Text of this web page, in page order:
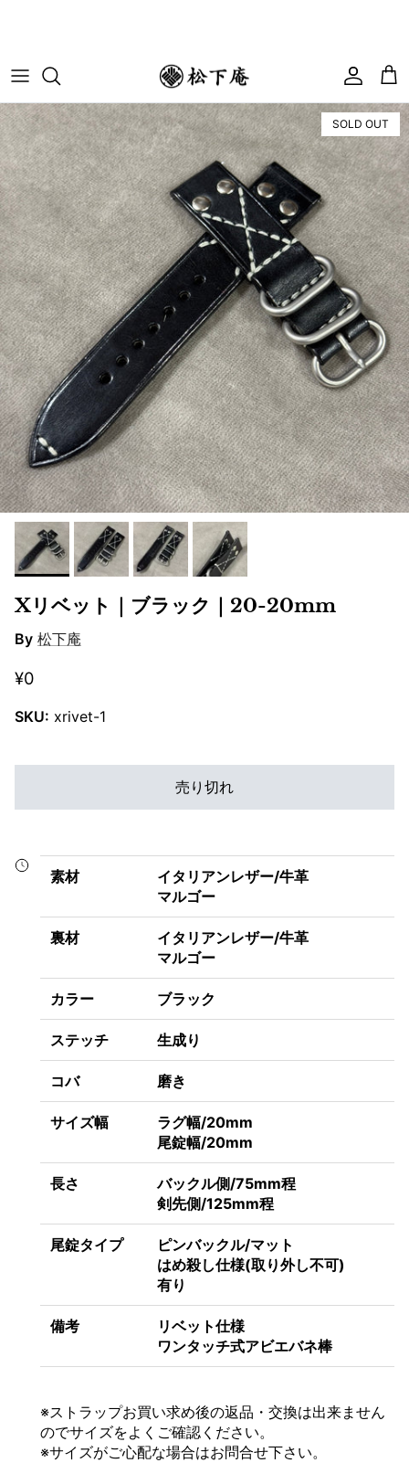
アカウ
カ
SOLD OUT
Xリベット｜ブラック｜20-20mm
By 松下庵
¥0
SKU: xrivet-1
売り切れ
素材
イタリアンレザー/牛革
マルゴー
裏材
イタリアンレザー/牛革
マルゴー
カラー ブラック
ステッチ 生成り
コバ 磨き
サイズ幅
ラグ幅/20mm
尾錠幅/20mm
長さ
バックル側/75mm程
剣先側/125mm程
尾錠タイプ
ピンバックル/マット
はめ殺し仕様(取り外し不可)
有り
備考
リベット仕様
ワンタッチ式アビエバネ棒
※ストラップお買い求め後の返品・交換は出来ません
のでサイズをよくご確認ください。
※サイズがご心配な場合はお問合せ下さい。